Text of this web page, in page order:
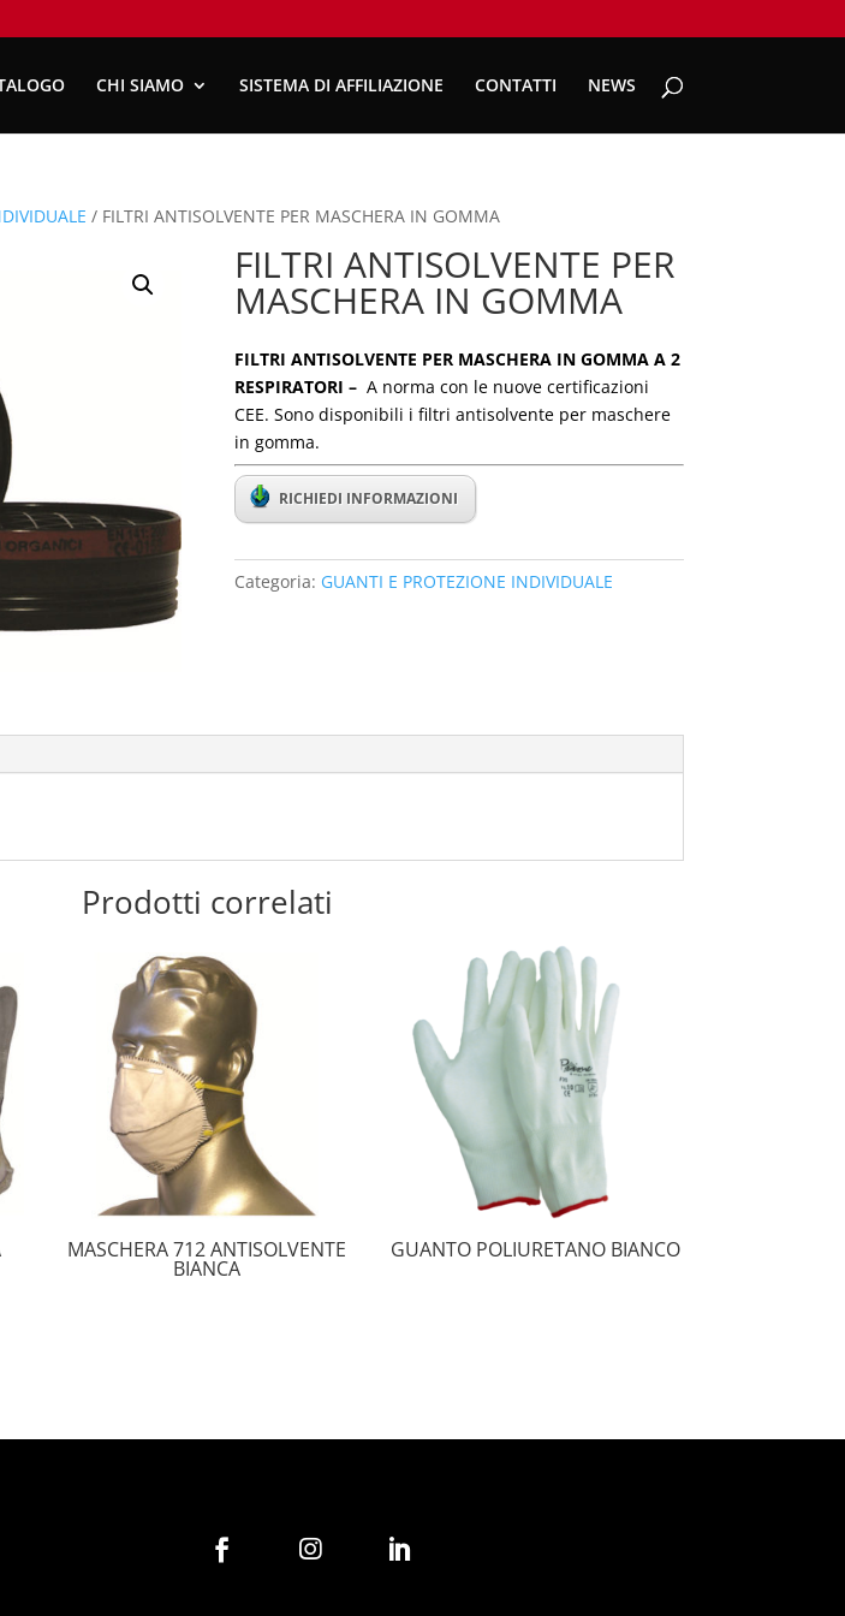
CHI SIAMO SISTEMA DI AFFILIAZIONE CONTATTI NEWS
/ FILTRI ANTISOLVENTE PER MASCHERA IN GOMMA
FILTRI ANTISOLVENTE PER
MASCHERA IN GOMMA
FILTRI ANTISOLVENTE PER MASCHERA IN GOMMA A 2
RESPIRATORI – A norma con le nuove certificazioni
CEE. Sono disponibili i filtri antisolvente per maschere
in gomma.
RICHIEDI INFORMAZIONI
Categoria: GUANTI E PROTEZIONE INDIVIDUALE
Prodotti correlati
MASCHERA 712 ANTISOLVENTE
BIANCA
GUANTO POLIURETANO BIANCO
  